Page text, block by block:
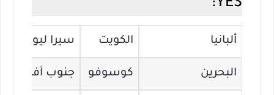
YES:
ألبانيا الكويت سيرا ليون
البحرين كوسوفو جنوب أفريقيا